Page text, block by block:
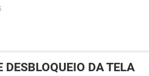
DESBLOQUEIO DA TELA